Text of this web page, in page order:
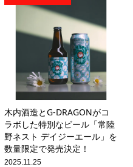
木内酒造とG-DRAGONがコ
ラボした特別なビール「常陸
野ネスト デイジーエール」を
数量限定で発売決定！
2025.11.25